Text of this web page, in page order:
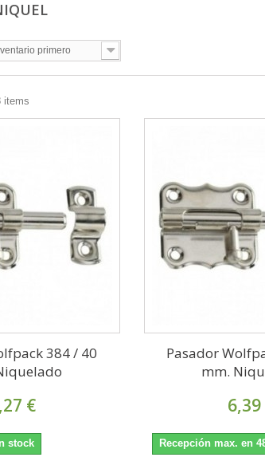
primero
items
384 / 40
€
stock
Pasador
mm.
6,39
Recepción max. en